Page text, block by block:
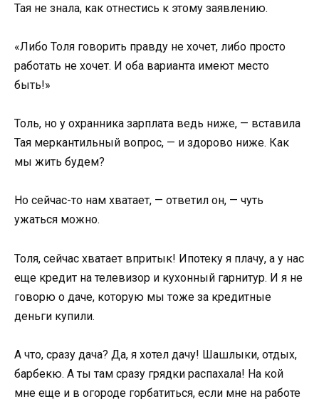
Тая не знала, как отнестись к этому заявлению.
«Либо Толя говорить правду не хочет, либо просто
работать не хочет. И оба варианта имеют место
быть!»
Толь, но у охранника зарплата ведь ниже, — вставила
Тая меркантильный вопрос, — и здорово ниже. Как
мы жить будем?
Но сейчас-то нам хватает, — ответил он, — чуть
ужаться можно.
Толя, сейчас хватает впритык! Ипотеку я плачу, а у нас
еще кредит на телевизор и кухонный гарнитур. И я не
говорю о даче, которую мы тоже за кредитные
деньги купили.
А что, сразу дача? Да, я хотел дачу! Шашлыки, отдых,
барбекю. А ты там сразу грядки распахала! На кой
мне еще и в огороде горбатиться, если мне на работе